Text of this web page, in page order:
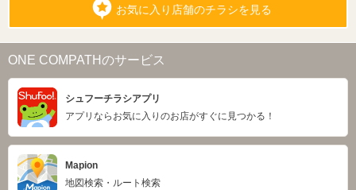
お気に入り店舗のチラシを見る
ONE COMPATHのサービス
シュフーチラシアプリ
アプリならお気に入りのお店がすぐに見つかる！
Mapion
地図検索・ルート検索